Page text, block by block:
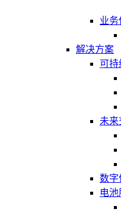
业务
解决方案
可持
未来
数字
电